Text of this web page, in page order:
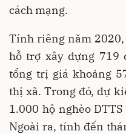
cách mạng.
Tính riêng năm 2020,
hỗ trợ xây dựng 719
tổng trị giá khoảng
thị xã. Trong đó, dự
1.000 hộ nghèo
Ngoài ra, tính đến